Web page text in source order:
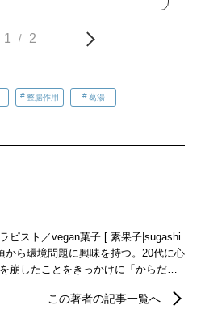
1 / 2
整腸作用 葛湯
ピスト／vegan菓子 [ 素果子|sugashi
ら環境問題に興味を持つ。20代に心
崩したことをきっかけに「からだに
大切さに気づき、自然生活に活かせる
この著者の記事一覧へ